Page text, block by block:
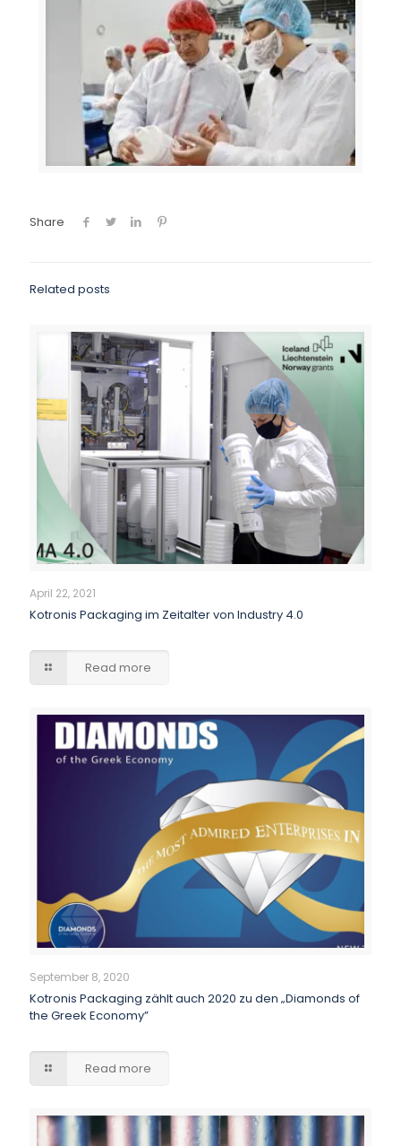
Share
Related posts
April 22, 2021
Kotronis Packaging im Zeitalter von Industry 4.0
Read more
September 8, 2020
Kotronis Packaging zählt auch 2020 zu den „Diamonds of
the Greek Economy”
Read more